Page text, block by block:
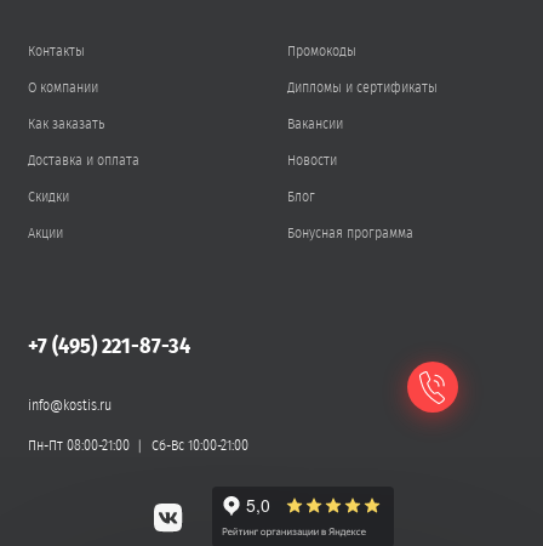
Контакты
О компании
Как заказать
Доставка и оплата
Скидки
Акции
Промокоды
Дипломы и сертификаты
Вакансии
Новости
Блог
Бонусная программа
+7 (495) 221-87-34
info@kostis.ru
Пн-Пт 08:00-21:00 Сб-Вс 10:00-21:00